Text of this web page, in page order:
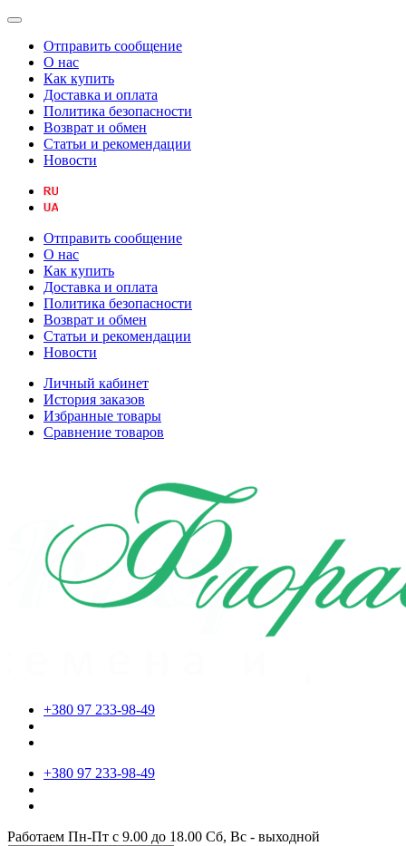
Отправить сообщение
О нас
Как купить
Доставка и оплата
Политика безопасности
Возврат и обмен
Статьи и рекомендации
Новости
Отправить сообщение
О нас
Как купить
Доставка и оплата
Политика безопасности
Возврат и обмен
Статьи и рекомендации
Новости
Личный кабинет
История заказов
Избранные товары
Сравнение товаров
+380 97 233-98-49
+380 97 233-98-49
Работаем Пн-Пт с 9.00 до 18.00 Сб, Вс - выходной